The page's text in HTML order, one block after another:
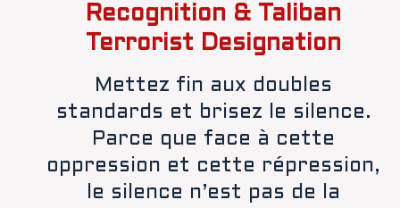
Recognition & Taliban
Terrorist Designation
Mettez fin aux doubles
standards et brisez le silence.
Parce que face à cette
oppression et cette répression,
le silence n’est pas de la